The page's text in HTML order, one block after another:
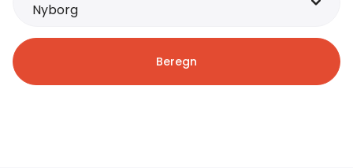
Nyborg
Beregn